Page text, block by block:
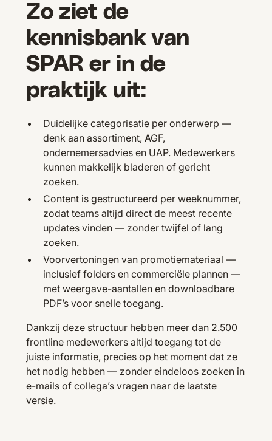
Zo ziet de
kennisbank van
SPAR er in de
praktijk uit:
Duidelijke categorisatie per onderwerp —
denk aan assortiment, AGF,
ondernemersadvies en UAP. Medewerkers
kunnen makkelijk bladeren of gericht
zoeken.
Content is gestructureerd per weeknummer,
zodat teams altijd direct de meest recente
updates vinden — zonder twijfel of lang
zoeken.
Voorvertoningen van promotiemateriaal —
inclusief folders en commerciële plannen —
met weergave-aantallen en downloadbare
PDF’s voor snelle toegang.
Dankzij deze structuur hebben meer dan 2.500
frontline medewerkers altijd toegang tot de
juiste informatie, precies op het moment dat ze
het nodig hebben — zonder eindeloos zoeken in
e-mails of collega’s vragen naar de laatste
versie.